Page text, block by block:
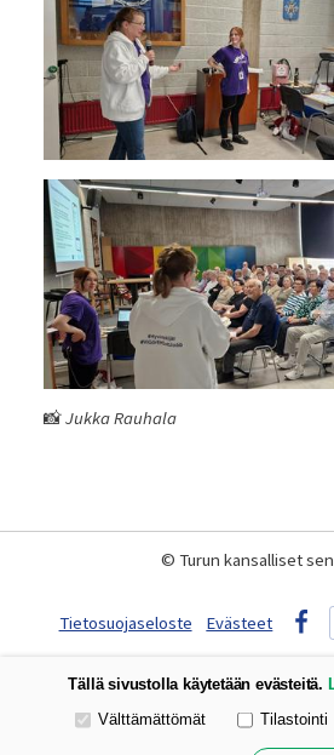
📸Jukka Rauhala
© Turun kansalliset
Tietosuojaseloste
Evästeet
Tällä sivustolla käytetään evästeitä.
Valitse käytettävät evästeet
Välttämättömät Tilastointi